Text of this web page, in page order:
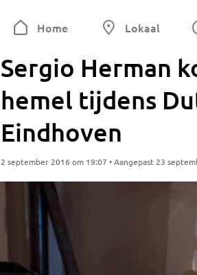
Home Lokaal
Sergio Herman
hemel tijdens
Eindhoven
2 september 2016 om 19:07 • Aangepast 23